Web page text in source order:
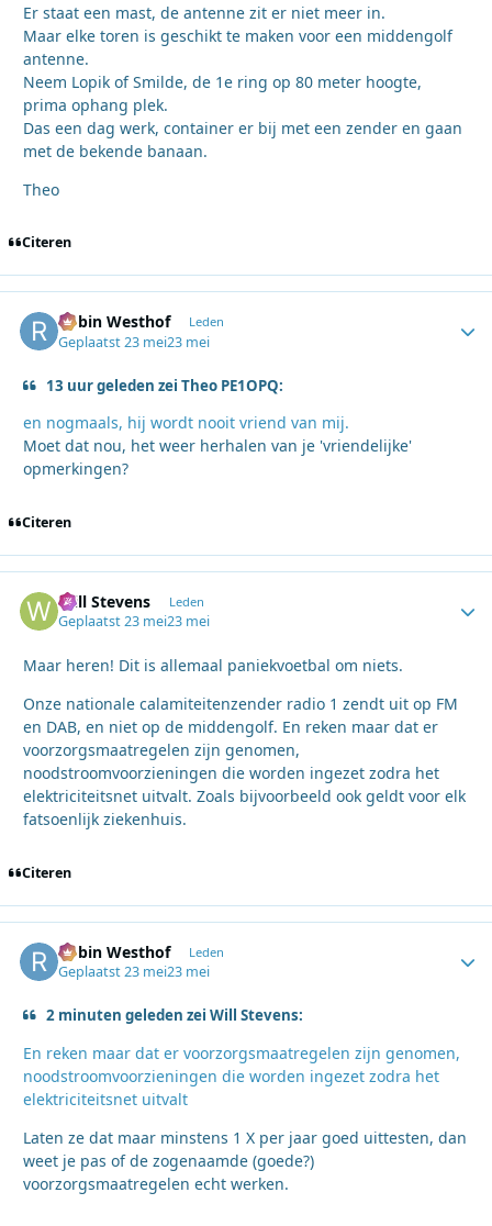
Er staat een mast, de antenne zit er niet meer in.
Maar elke toren is geschikt te maken voor een middengolf
antenne.
Neem Lopik of Smilde, de 1e ring op 80 meter hoogte,
prima ophang plek.
Das een dag werk, container er bij met een zender en gaan
met de bekende banaan.
Theo
Citeren
Robin Westhof Leden
Geplaatst23 mei23 mei
13 uur geleden zei Theo PE1OPQ:
en nogmaals, hij wordt nooit vriend van mij.
Moet dat nou, het weer herhalen van je 'vriendelijke'
opmerkingen?
Citeren
Will Stevens Leden
Geplaatst23 mei23 mei
Maar heren! Dit is allemaal paniekvoetbal om niets.
Onze nationale calamiteitenzender radio 1 zendt uit op FM
en DAB, en niet op de middengolf. En reken maar dat er
voorzorgsmaatregelen zijn genomen,
noodstroomvoorzieningen die worden ingezet zodra het
elektriciteitsnet uitvalt. Zoals bijvoorbeeld ook geldt voor elk
fatsoenlijk ziekenhuis.
Citeren
Robin Westhof Leden
Geplaatst23 mei23 mei
2 minuten geleden zei Will Stevens:
En reken maar dat er voorzorgsmaatregelen zijn genomen,
noodstroomvoorzieningen die worden ingezet zodra het
elektriciteitsnet uitvalt
Laten ze dat maar minstens 1 X per jaar goed uittesten, dan
weet je pas of de zogenaamde (goede?)
voorzorgsmaatregelen echt werken.